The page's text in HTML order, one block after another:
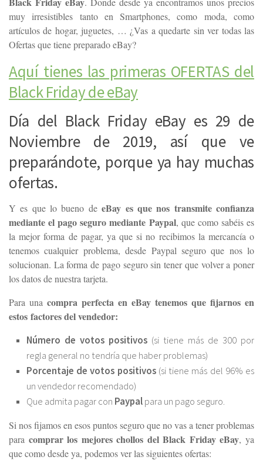
muy irresistibles tanto en Smartphones, como moda, como
artículos de hogar, juguetes, … ¿Vas a quedarte sin ver todas las
Ofertas que tiene preparado eBay?
Aquí tienes las primeras OFERTAS del
Black Friday de eBay
Día del Black Friday eBay es 29 de
Noviembre de 2019, así que ve
preparándote, porque ya hay muchas
ofertas.
Y es que lo bueno deeBay es que nos transmite confianza
mediante el pago seguro mediante Paypal, que como sabéis es
la mejor forma de pagar, ya que si no recibimos la mercancía o
tenemos cualquier problema, desde Paypal seguro que nos lo
solucionan. La forma de pago seguro sin tener que volver a poner
los datos de nuestra tarjeta.
Para una compra perfecta en eBay tenemos que fijarnos en
estos factores del vendedor:
Número de votos positivos (si tiene más de 300 por
regla general no tendría que haber problemas)
Porcentaje de votos positivos(si tiene más del 96% es
un vendedor recomendado)
Que admita pagar con Paypalpara un pago seguro.
Si nos fijamos en esos puntos seguro que no vas a tener problemas
para comprar los mejores chollos del Black Friday eBay, ya
que como desde ya, podemos ver las siguientes ofertas: